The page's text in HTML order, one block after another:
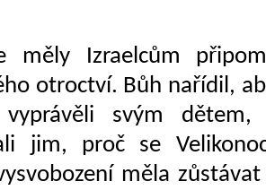
měly Izraelcům
otroctví. Bůh nařídil,
svým
jim, proč se
měla